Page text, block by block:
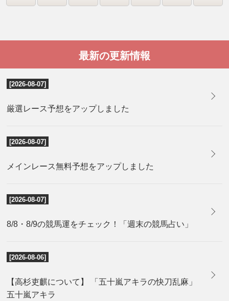
最新の更新情報
[2026-08-07]
厳選レース予想をアップしました
[2026-08-07]
メインレース無料予想をアップしました
[2026-08-07]
8/8・8/9の競馬運をチェック！「週末の競馬占い」
[2026-08-06]
【高杉吏麒について】 「五十嵐アキラの快刀乱麻」
五十嵐アキラ